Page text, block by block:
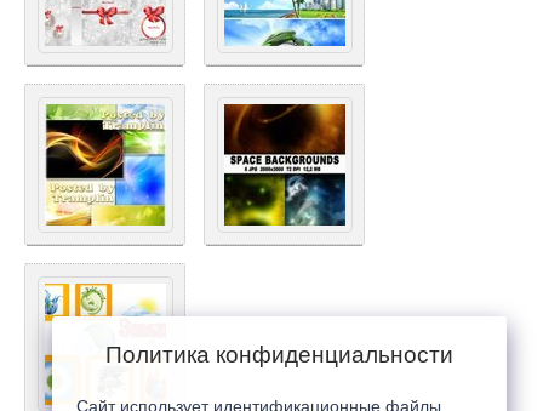
Политика конфиденциальности
Сайт использует идентификационные файлы